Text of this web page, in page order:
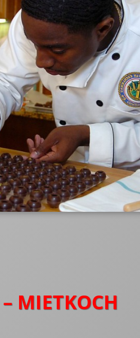
MIETKOCH